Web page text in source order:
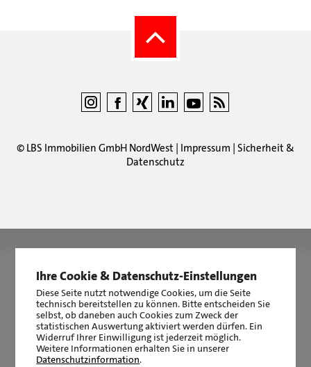
© LBS Immobilien GmbH NordWest | Impressum | Sicherheit &
Datenschutz
|2510Bewertungen auf ProvenExpert.com
Ihre Cookie & Datenschutz-Einstellungen
Diese Seite nutzt notwendige Cookies, um die Seite
technisch bereitstellen zu können. Bitte entscheiden Sie
selbst, ob daneben auch Cookies zum Zweck der
statistischen Auswertung aktiviert werden dürfen. Ein
Widerruf Ihrer Einwilligung ist jederzeit möglich.
Weitere Informationen erhalten Sie in unserer
Datenschutzinformation.